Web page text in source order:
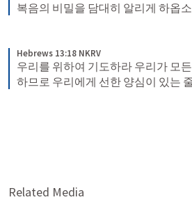
복음의 비밀을 담대히 알리게 하옵
Hebrews 13:18 NKRV
우리를 위하여 기도하라 우리가 모
하므로 우리에게 선한 양심이 있는
Related Media